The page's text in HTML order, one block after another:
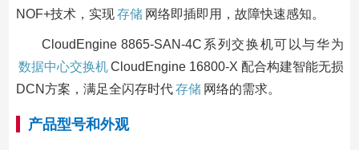
NOF+技术，实现存储 网络即插即用，故障快速感知。
CloudEngine 8865-SAN-4C系列交换机可以与华为
数据中心交换机CloudEngine 16800-X 配合构建智能无损
DCN方案，满足全闪存时代存储 网络的需求。
产品型号和外观